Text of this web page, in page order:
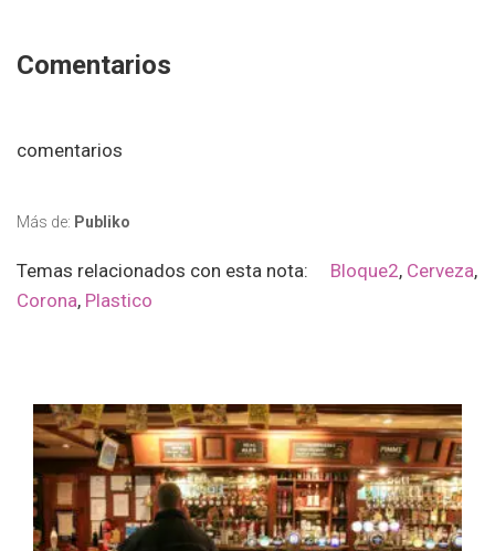
Comentarios
comentarios
Más de: Publiko
Temas relacionados con esta nota: Bloque2, Cerveza,
Corona, Plastico